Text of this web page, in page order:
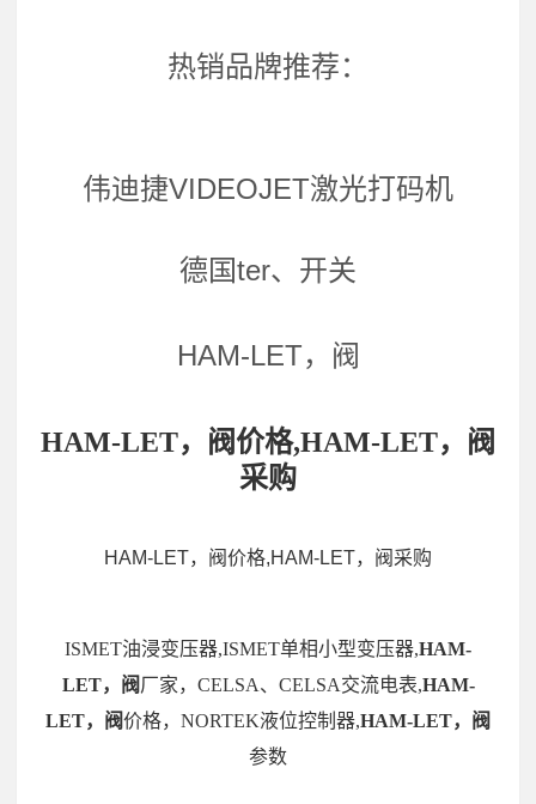
热销品牌推荐：
伟迪捷VIDEOJET激光打码机
德国ter、开关
HAM-LET，阀
HAM-LET，阀价格,HAM-LET，阀
采购
HAM-LET，阀价格,HAM-LET，阀采购
ISMET油浸变压器,ISMET单相小型变压器,HAM-
LET，阀厂家，CELSA、CELSA交流电表,HAM-
LET，阀价格，NORTEK液位控制器,HAM-LET，阀
参数